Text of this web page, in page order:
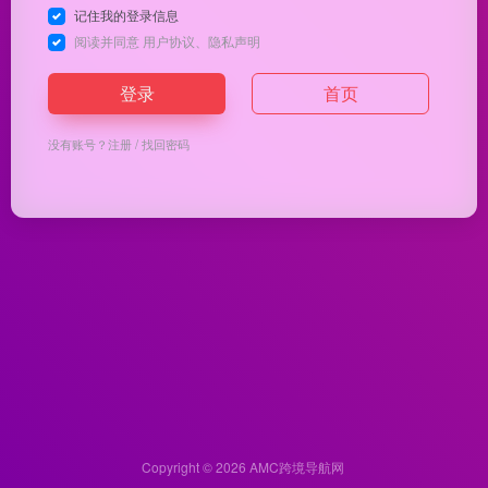
记住我的登录信息
阅读并同意 用户协议 隐私声明
登录 首页
没有账号？注册/找回密码
Copyright © 2026 AMC跨境导航网